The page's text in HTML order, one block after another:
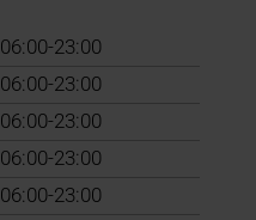
06:00-23:00
06:00-23:00
06:00-23:00
06:00-23:00
06:00-23:00